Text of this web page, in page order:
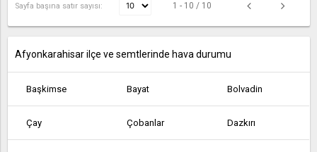
Sayfa başına satır sayısı: 1 - 10 / 10
Afyonkarahisar ilçe ve semtlerinde hava durumu
Başkimse Bayat Bolvadin
Çay Çobanlar Dazkırı